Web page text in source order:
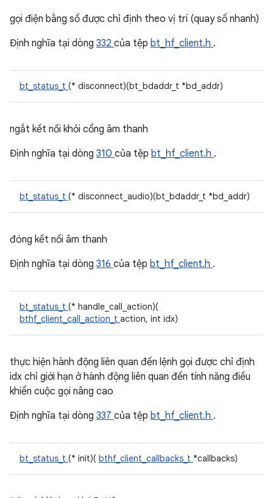
gọi điện bằng số được chỉ định theo vị trí (quay số nhanh)
Định nghĩa tại dòng 332 của tệp bt_hf_client.h .
bt_status_t (* disconnect)(bt_bdaddr_t *bd_addr)
ngắt kết nối khỏi cổng âm thanh
Định nghĩa tại dòng 310 của tệp bt_hf_client.h .
bt_status_t (* disconnect_audio)(bt_bdaddr_t *bd_addr)
đóng kết nối âm thanh
Định nghĩa tại dòng 316 của tệp bt_hf_client.h .
bt_status_t (* handle_call_action)(
bthf_client_call_action_t action, int idx)
thực hiện hành động liên quan đến lệnh gọi được chỉ định
idx chỉ giới hạn ở hành động liên quan đến tính năng điều
khiển cuộc gọi nâng cao
Định nghĩa tại dòng 337 của tệp bt_hf_client.h .
bt_status_t (* init)( bthf_client_callbacks_t *callbacks)